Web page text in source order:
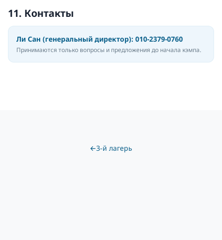
11. Контакты
Ли Сан (генеральный директор): 010-2379-0760
Принимаются только вопросы и предложения до начала кэмпа.
←3-й лагерь